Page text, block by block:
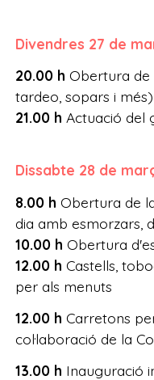
Divendres 27 de
20.00 h Obertura de
tardeo, sopars i més)
21.00 h Actuació del
Dissabte 28 de
8.00 h Obertura de
dia amb esmorzars,
10.00 h Obertura
12.00 h Castells,
per als menuts
12.00 h Carretons
col·laboració de la
13.00 h Inauguració